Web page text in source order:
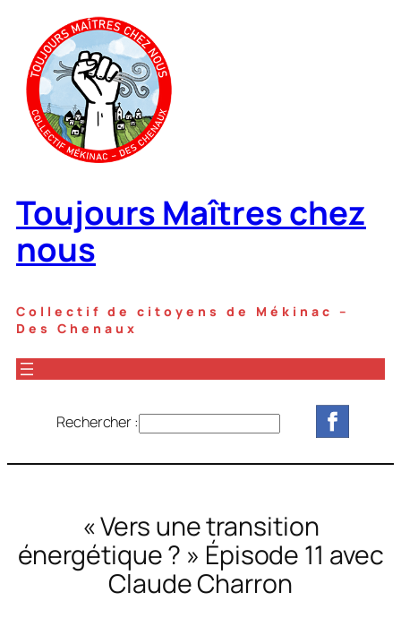
contenu
Toujours Maîtres chez
nous
Collectif de citoyens de Mékinac –
Des Chenaux
Rechercher :
c
r
c
h
« Vers une transition
énergétique ? » Épisode 11 avec
Claude Charron